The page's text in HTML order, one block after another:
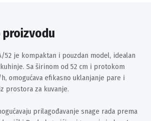
52 je kompaktan i pouzdan model, idealan
Sa širinom od 52 cm i protokom
omogućava efikasno uklanjanje pare i
prostora za kuvanje.
prilagođavanje snage rada prema